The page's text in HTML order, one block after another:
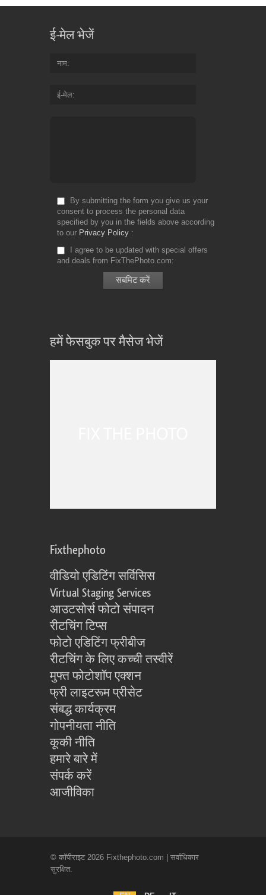
ई-मेल भेजें
नाम
ई-मेल
By submitting the form you give us your
consent to process the personal data
specified by you in the fields above according
to our Privacy Policy
I agree to be updated with special offers
and deals from FixThePhoto.com
हमें फेसबुक पर मैसेज भेजें
Fixthephoto
वीडियो एडिटिंग सर्विसिस
Virtual Staging Services
आउटसोर्स फोटो संपादन
रीटचिंग टिप्स
फोटो एडिटिंग फ्रीबीज
रीटचिंग के लिए कच्ची तस्वीरें
मुफ्त फोटोशॉप एक्शन
फ्री लाइटरूम प्रीसेट
संबद्ध कार्यक्रम
गोपनीयता नीति
कूकी नीति
हमारे बारे में
संपर्क करें
आजीविका
© कॉपीराइट 2026 Fixthephoto.com | सर्वाधिकार
सुरक्षित.